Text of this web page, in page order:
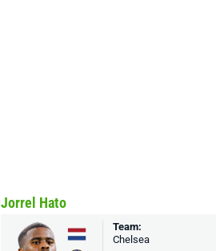
Jorrel Hato
Team:
Chelsea